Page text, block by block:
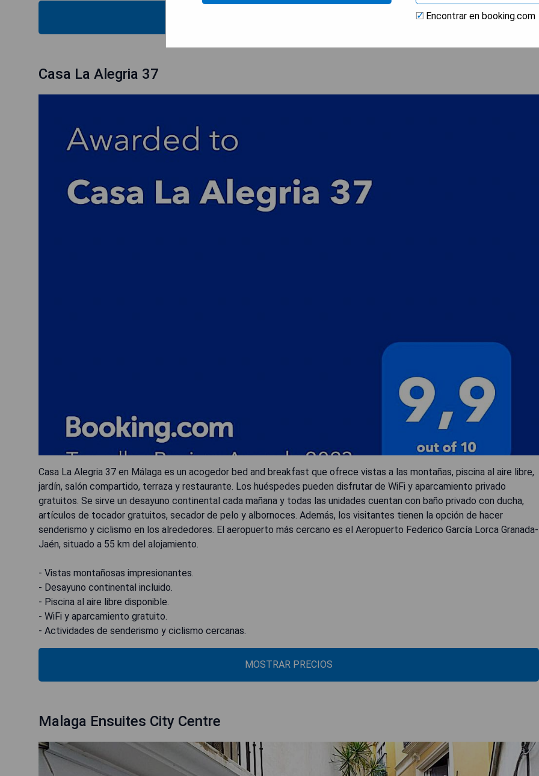
Casa La Alegria 37
Casa La Alegria 37 en Málaga es un acogedor bed and breakfast que ofrece vistas a las montañas, piscina al aire libre,
jardín, salón compartido, terraza y restaurante. Los huéspedes pueden disfrutar de WiFi y aparcamiento privado
gratuitos. Se sirve un desayuno continental cada mañana y todas las unidades cuentan con baño privado con ducha,
artículos de tocador gratuitos, secador de pelo y albornoces. Además, los visitantes tienen la opción de hacer
senderismo y ciclismo en los alrededores. El aeropuerto más cercano es el Aeropuerto Federico García Lorca Granada-
Jaén, situado a 55 km del alojamiento.
- Vistas montañosas impresionantes.
- Desayuno continental incluido.
- Piscina al aire libre disponible.
- WiFi y aparcamiento gratuito.
- Actividades de senderismo y ciclismo cercanas.
MOSTRAR PRECIOS
Malaga Ensuites City Centre
Encontrar en booking.com